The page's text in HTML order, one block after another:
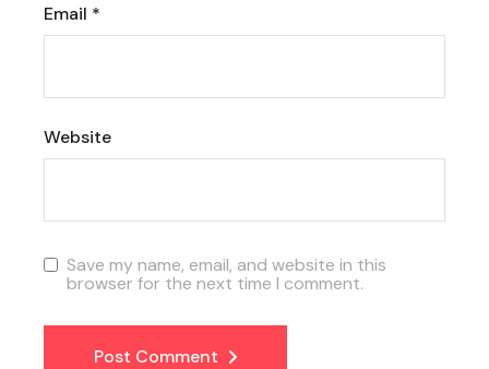
Email *
Website
Save my name, email, and website in this
browser for the next time I comment.
Post Comment